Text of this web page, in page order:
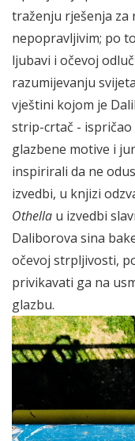
traženju rješenja za
nepopravljivim; po
ljubavi i očevoj
razumijevanju
vještini kojom je
strip-crtač - ispričao
glazbene motive i
inspirirali da ne
izvedbi, u knjizi
Othella u izvedbi
Daliborova sina
očevoj strpljivosti,
privikavati ga na
glazbu.